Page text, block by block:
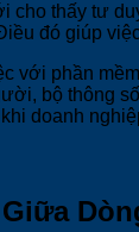
cho thấy tư
đó giúp
với phần
bộ thông
doanh